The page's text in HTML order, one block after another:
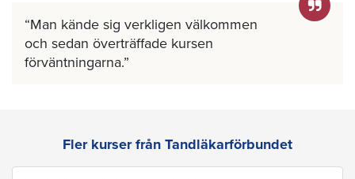
Man kände sig verkligen välkommen
och sedan överträffade kursen
förväntningarna.
Fler kurser från Tandläkarförbundet